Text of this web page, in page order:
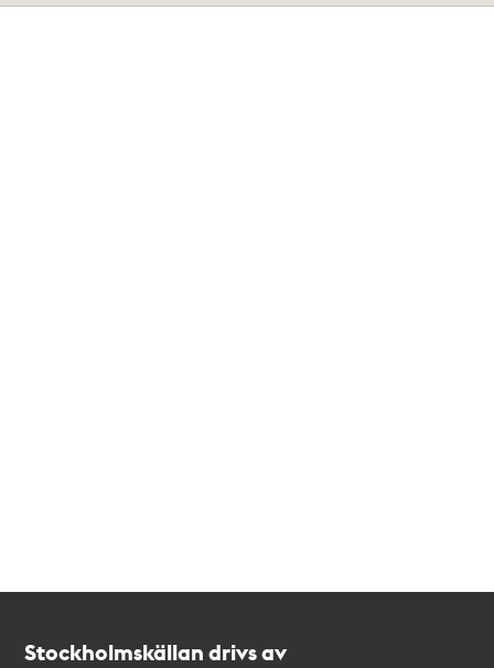
Stockholmskällan drivs av